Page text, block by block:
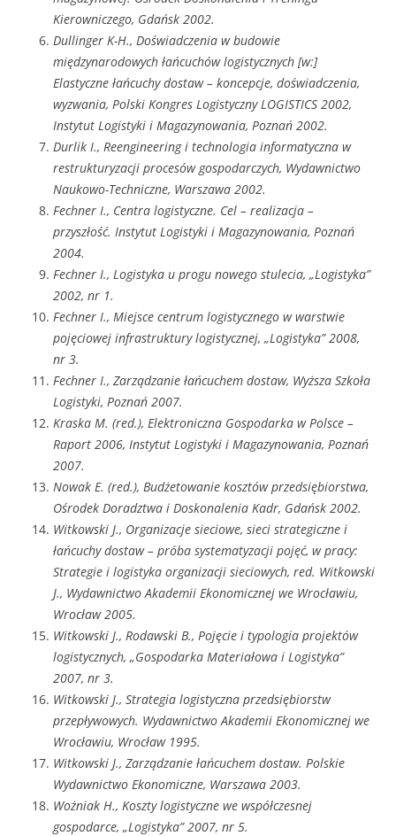
Kierowniczego, Gdańsk 2002.
Dullinger K-H., Doświadczenia w budowie
międzynarodowych łańcuchów logistycznych [w:]
Elastyczne łańcuchy dostaw – koncepcje, doświadczenia,
wyzwania, Polski Kongres Logistyczny LOGISTICS 2002,
Instytut Logistyki i Magazynowania, Poznań 2002.
Durlik I., Reengineering i technologia informatyczna w
restrukturyzacji procesów gospodarczych, Wydawnictwo
Naukowo-Techniczne, Warszawa 2002.
Fechner I., Centra logistyczne. Cel – realizacja –
przyszłość. Instytut Logistyki i Magazynowania, Poznań
2004.
Fechner I., Logistyka u progu nowego stulecia, „Logistyka”
2002, nr 1.
Fechner I., Miejsce centrum logistycznego w warstwie
pojęciowej infrastruktury logistycznej, „Logistyka” 2008,
nr 3.
Fechner I., Zarządzanie łańcuchem dostaw, Wyższa Szkoła
Logistyki, Poznań 2007.
Kraska M. (red.), Elektroniczna Gospodarka w Polsce –
Raport 2006, Instytut Logistyki i Magazynowania, Poznań
2007.
Nowak E. (red.), Budżetowanie kosztów przedsiębiorstwa,
Ośrodek Doradztwa i Doskonalenia Kadr, Gdańsk 2002.
Witkowski J., Organizacje sieciowe, sieci strategiczne i
łańcuchy dostaw – próba systematyzacji pojęć, w pracy:
Strategie i logistyka organizacji sieciowych, red. Witkowski
J., Wydawnictwo Akademii Ekonomicznej we Wrocławiu,
Wrocław 2005.
Witkowski J., Rodawski B., Pojęcie i typologia projektów
logistycznych, „Gospodarka Materiałowa i Logistyka”
2007, nr 3.
Witkowski J., Strategia logistyczna przedsiębiorstw
przepływowych. Wydawnictwo Akademii Ekonomicznej we
Wrocławiu, Wrocław 1995.
Witkowski J., Zarządzanie łańcuchem dostaw. Polskie
Wydawnictwo Ekonomiczne, Warszawa 2003.
Wożniak H., Koszty logistyczne we współczesnej
gospodarce, „Logistyka” 2007, nr 5.